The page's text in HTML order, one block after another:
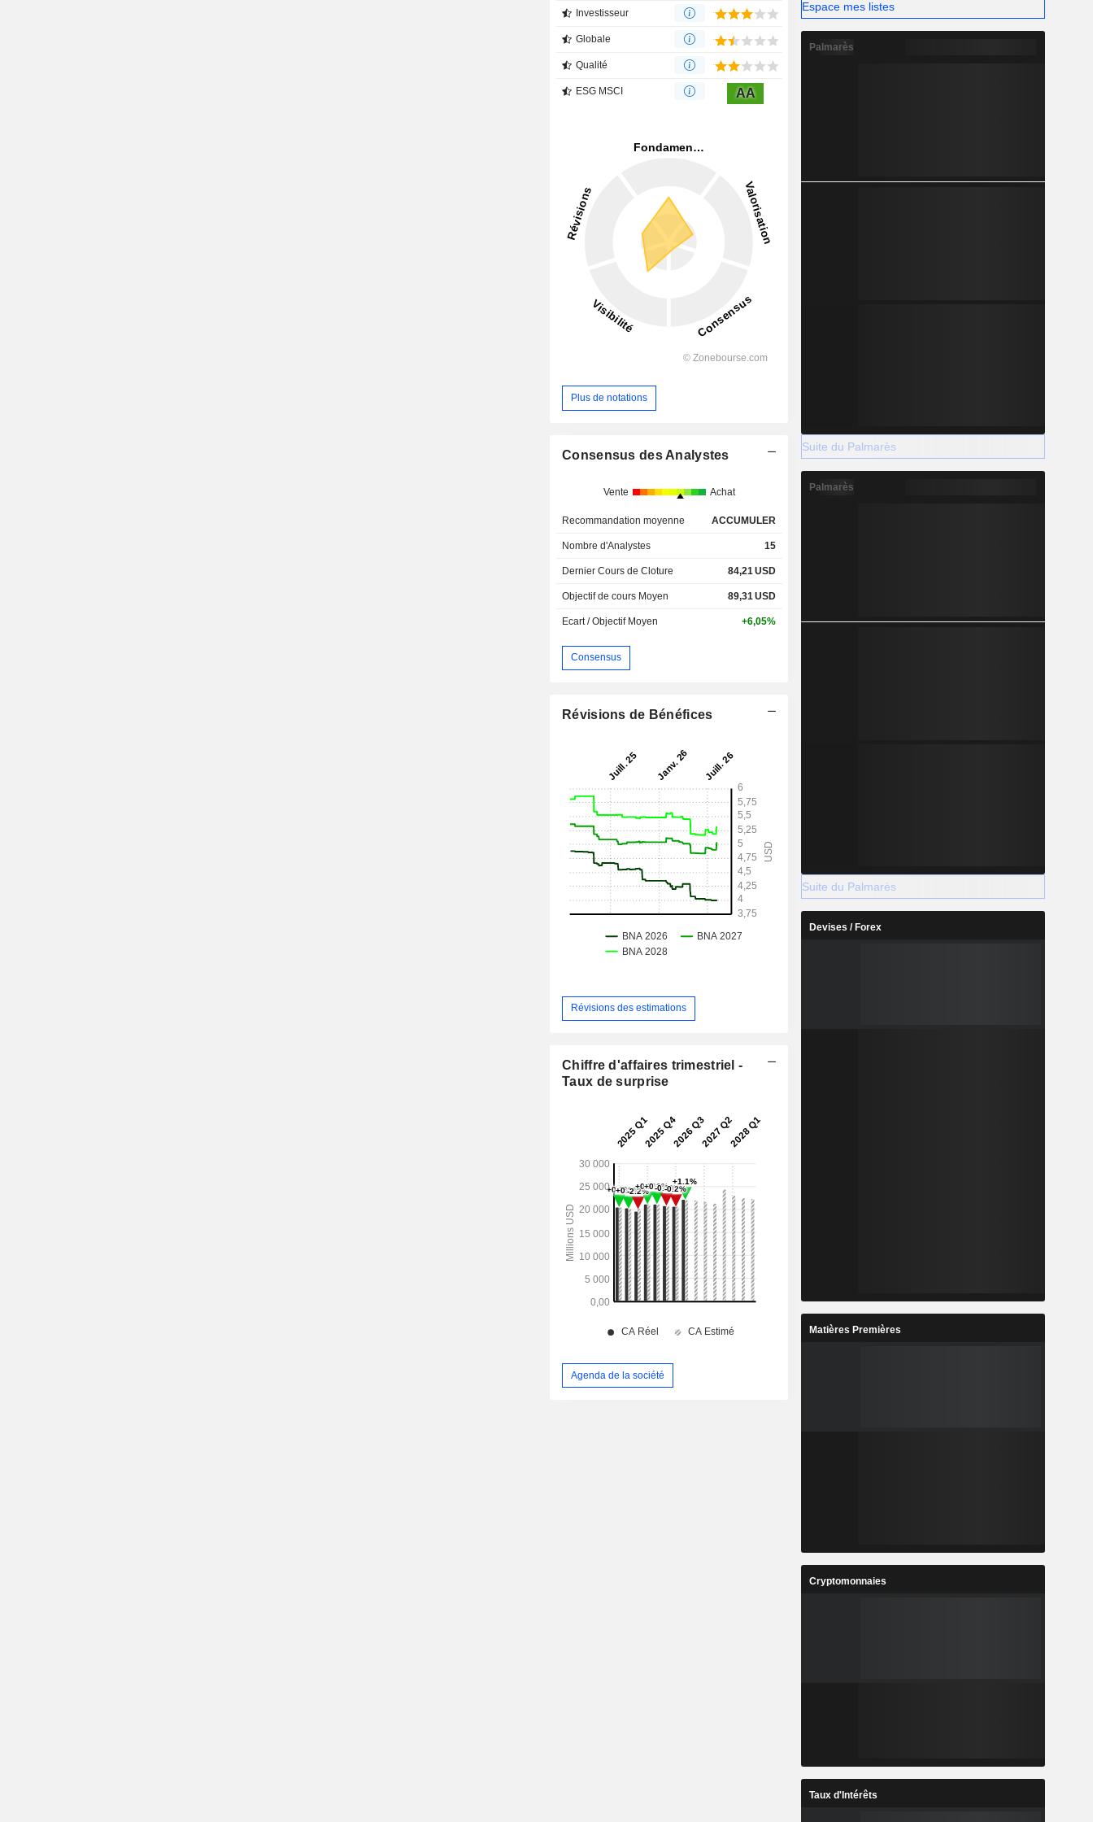
Investisseur
Globale
Qualité
ESG MSCI AA
Plus de notations
Consensus des Analystes
Vente Achat
Recommandation moyenne ACCUMULER
Nombre d'Analystes 15
Dernier Cours de Cloture 84,21 USD
Objectif de cours Moyen 89,31 USD
Ecart / Objectif Moyen +6,05%
Consensus
Révisions de Bénéfices
Révisions des estimations
Chiffre d'affaires trimestriel -
Taux de surprise
Agenda de la société
Espace mes listes
Palmarès
Suite du Palmarès
Palmarès
Suite du Palmarès
Devises / Forex
Matières Premières
Cryptomonnaies
Taux d'Intérêts